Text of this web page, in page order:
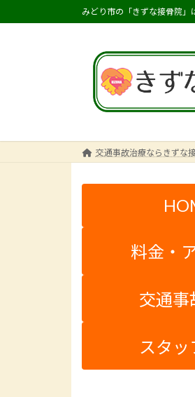
ン
ッ
ビ
移
みどり市の「きずな接骨院」
交通事故治療ならきずな
料金・
交通事
スタ